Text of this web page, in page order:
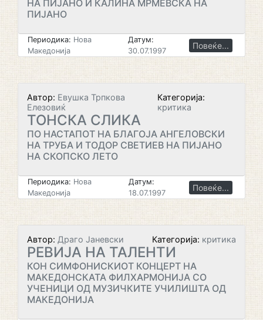
НА ПИЈАНО И КАЛИНА МРМЕВСКА НА
ПИЈАНО
Периодика: Нова
Македонија
Датум:
30.07.1997
Повеќе...
Автор: Евушка Трпкова
Елезовиќ
Категорија:
критика
ТОНСКА СЛИКА
ПО НАСТАПОТ НА БЛАГОЈА АНГЕЛОВСКИ
НА ТРУБА И ТОДОР СВЕТИЕВ НА ПИЈАНО
НА СКОПСКО ЛЕТО
Периодика: Нова
Македонија
Датум:
18.07.1997
Повеќе...
Автор: Драго Јаневски Категорија: критика
РЕВИЈА НА ТАЛЕНТИ
КОН СИМФОНИСКИОТ КОНЦЕРТ НА
МАКЕДОНСКАТА ФИЛХАРМОНИЈА СО
УЧЕНИЦИ ОД МУЗИЧКИТЕ УЧИЛИШТА ОД
МАКЕДОНИЈА